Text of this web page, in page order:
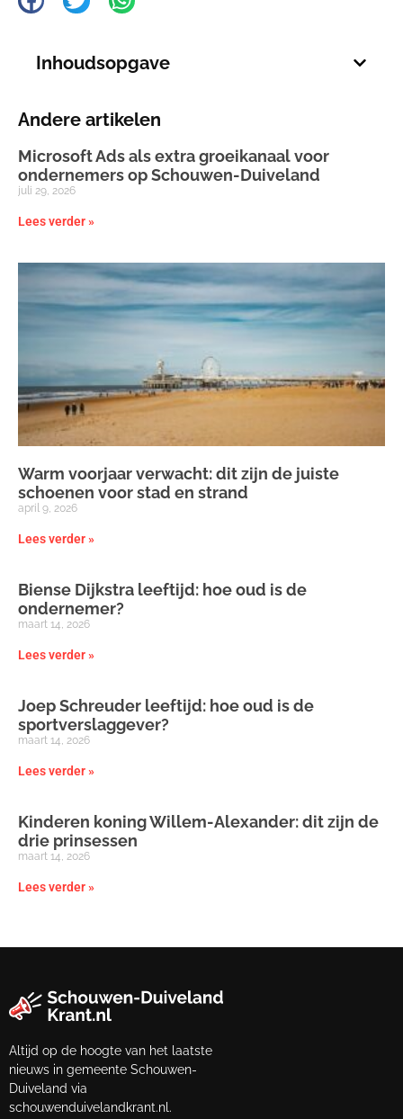
Inhoudsopgave
Andere artikelen
Microsoft Ads als extra groeikanaal voor
ondernemers op Schouwen-Duiveland
juli 29, 2026
Lees verder »
Warm voorjaar verwacht: dit zijn de juiste
schoenen voor stad en strand
april 9, 2026
Lees verder »
Biense Dijkstra leeftijd: hoe oud is de
ondernemer?
maart 14, 2026
Lees verder »
Joep Schreuder leeftijd: hoe oud is de
sportverslaggever?
maart 14, 2026
Lees verder »
Kinderen koning Willem-Alexander: dit zijn de
drie prinsessen
maart 14, 2026
Lees verder »
Altijd op de hoogte van het laatste
nieuws in gemeente Schouwen-
Duiveland via
schouwenduivelandkrant.nl.